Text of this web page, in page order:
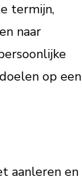
termijn,
naar
op een
aanleren en